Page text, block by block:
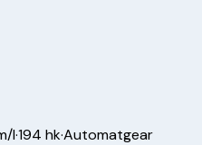
l·194 hk·Automatgear